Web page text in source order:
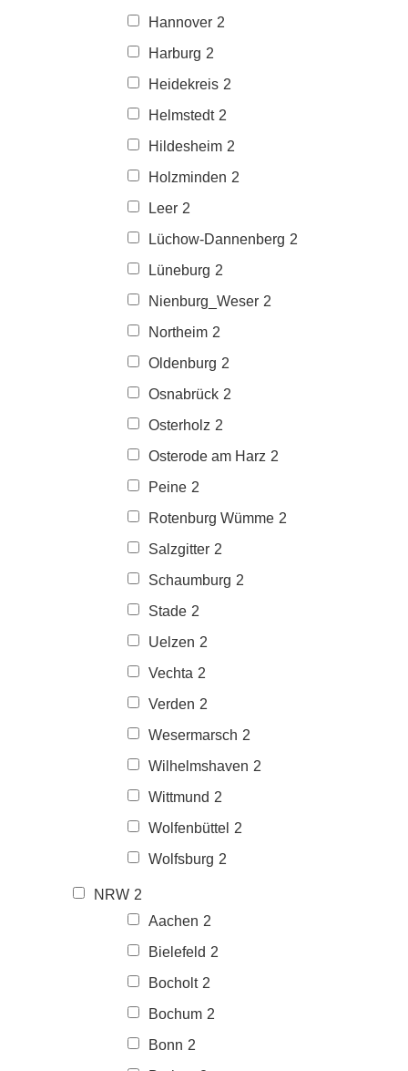
Hannover 2
Harburg 2
Heidekreis 2
Helmstedt 2
Hildesheim 2
Holzminden 2
Leer 2
Lüchow-Dannenberg 2
Lüneburg 2
Nienburg_Weser 2
Northeim 2
Oldenburg 2
Osnabrück 2
Osterholz 2
Osterode am Harz 2
Peine 2
Rotenburg Wümme 2
Salzgitter 2
Schaumburg 2
Stade 2
Uelzen 2
Vechta 2
Verden 2
Wesermarsch 2
Wilhelmshaven 2
Wittmund 2
Wolfenbüttel 2
Wolfsburg 2
NRW 2
Aachen 2
Bielefeld 2
Bocholt 2
Bochum 2
Bonn 2